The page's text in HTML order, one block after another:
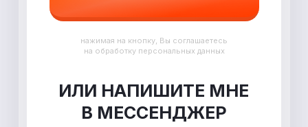
нажимая на кнопку, Вы соглашаетесь
на обработку персональных данных
ИЛИ НАПИШИТЕ МНЕ
В МЕССЕНДЖЕР